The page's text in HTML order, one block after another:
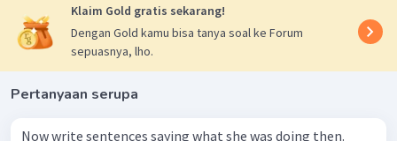
Klaim Gold gratis sekarang!
Dengan Gold kamu bisa tanya soal ke Forum
sepuasnya, lho.
Pertanyaan serupa
Now write sentences saying what she was doing then.